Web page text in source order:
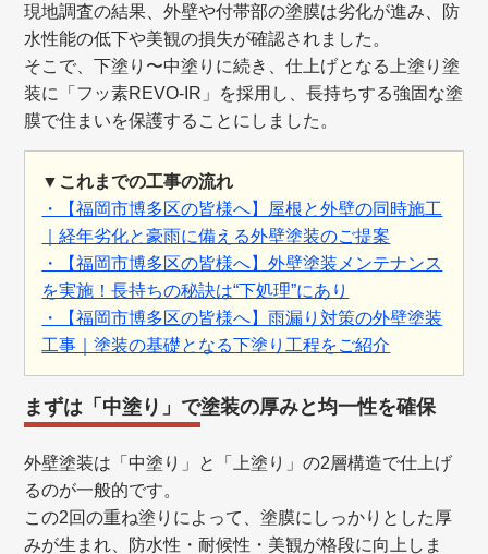
現地調査の結果、外壁や付帯部の塗膜は劣化が進み、防
水性能の低下や美観の損失が確認されました。
そこで、下塗り〜中塗りに続き、仕上げとなる上塗り塗
装に「フッ素REVO-IR」を採用し、長持ちする強固な塗
膜で住まいを保護することにしました。
▼これまでの工事の流れ
・【福岡市博多区の皆様へ】屋根と外壁の同時施工
｜経年劣化と豪雨に備える外壁塗装のご提案
・【福岡市博多区の皆様へ】外壁塗装メンテナンス
を実施！長持ちの秘訣は“下処理”にあり
・【福岡市博多区の皆様へ】雨漏り対策の外壁塗装
工事｜塗装の基礎となる下塗り工程をご紹介
まずは「中塗り」で塗装の厚みと均一性を確保
外壁塗装は「中塗り」と「上塗り」の2層構造で仕上げ
るのが一般的です。
この2回の重ね塗りによって、塗膜にしっかりとした厚
みが生まれ、防水性・耐候性・美観が格段に向上しま